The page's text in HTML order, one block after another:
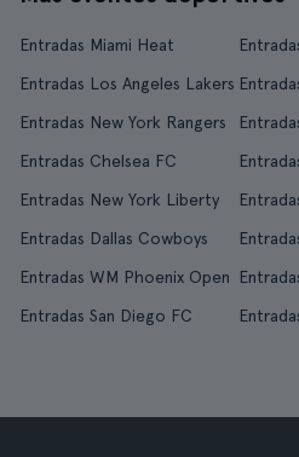
Entradas Miami Heat
Entradas Los Angeles Lakers
Entradas New York Rangers
Entradas Chelsea FC
Entradas New York Liberty
Entradas Dallas Cowboys
Entradas WM Phoenix Open
Entradas San Diego FC